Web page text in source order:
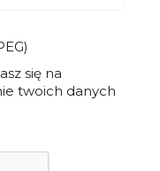
się na
twoich danych